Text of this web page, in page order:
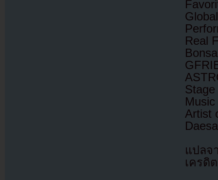
Real
Artist
แปล
เครดิ